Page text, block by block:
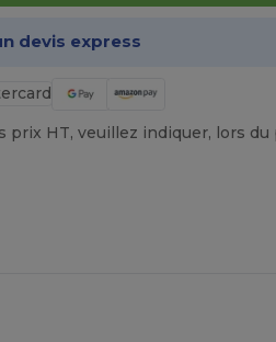
devis express
HT, veuillez indiquer, lors du